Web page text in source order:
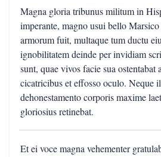
Magna gloria tribunus militum in
imperante, magno usui bello
armorum fuit, multaque tum ductu
ignobilitatem deinde per invidiam
sunt, quae vivos facie sua ostentabat
cicatricibus et effosso oculo. Neque
dehonestamento corporis maxime
gloriosius retinebat.
Et ei voce magna vehementer